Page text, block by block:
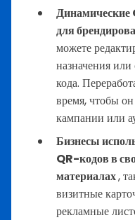
Динамические
для
можете
назначения
кода.
время, чтобы
кампании или
Бизнесы
QR-кодов в
материалах,
визитные
рекламные